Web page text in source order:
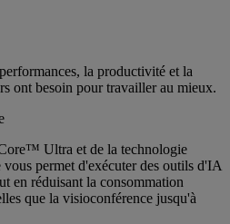
la productivité et la
ont besoin pour travailler au mieux.
Ultra et de la technologie
permet d'exécuter des outils d'IA
en réduisant la consommation
que la visioconférence jusqu'à